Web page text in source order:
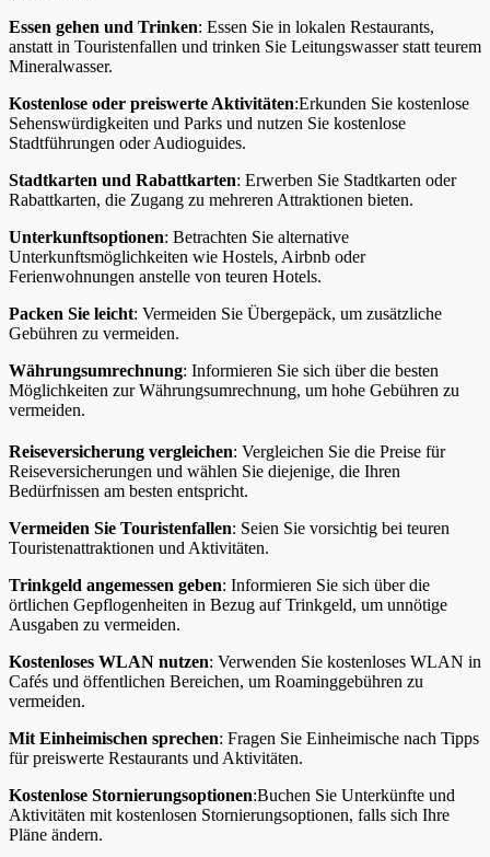
Essen gehen und Trinken: Essen Sie in lokalen Restaurants,
anstatt in Touristenfallen und trinken Sie Leitungswasser statt teurem
Mineralwasser.
Kostenlose oder preiswerte Aktivitäten:Erkunden Sie kostenlose
Sehenswürdigkeiten und Parks und nutzen Sie kostenlose
Stadtführungen oder Audioguides.
Stadtkarten und Rabattkarten: Erwerben Sie Stadtkarten oder
Rabattkarten, die Zugang zu mehreren Attraktionen bieten.
Unterkunftsoptionen: Betrachten Sie alternative
Unterkunftsmöglichkeiten wie Hostels, Airbnb oder
Ferienwohnungen anstelle von teuren Hotels.
Packen Sie leicht: Vermeiden Sie Übergepäck, um zusätzliche
Gebühren zu vermeiden.
Währungsumrechnung: Informieren Sie sich über die besten
Möglichkeiten zur Währungsumrechnung, um hohe Gebühren zu
vermeiden.
Reiseversicherung vergleichen: Vergleichen Sie die Preise für
Reiseversicherungen und wählen Sie diejenige, die Ihren
Bedürfnissen am besten entspricht.
Vermeiden Sie Touristenfallen: Seien Sie vorsichtig bei teuren
Touristenattraktionen und Aktivitäten.
Trinkgeld angemessen geben: Informieren Sie sich über die
örtlichen Gepflogenheiten in Bezug auf Trinkgeld, um unnötige
Ausgaben zu vermeiden.
Kostenloses WLAN nutzen: Verwenden Sie kostenloses WLAN in
Cafés und öffentlichen Bereichen, um Roaminggebühren zu
vermeiden.
Mit Einheimischen sprechen: Fragen Sie Einheimische nach Tipps
für preiswerte Restaurants und Aktivitäten.
Kostenlose Stornierungsoptionen:Buchen Sie Unterkünfte und
Aktivitäten mit kostenlosen Stornierungsoptionen, falls sich Ihre
Pläne ändern.